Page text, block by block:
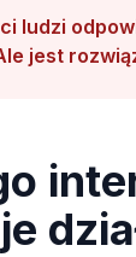
ludzi
jest